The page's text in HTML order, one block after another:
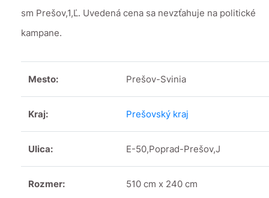
sm Prešov,1,Ľ. Uvedená cena sa nevzťahuje na politické
kampane.
Mesto: Prešov-Svinia
Kraj: Prešovský kraj
Ulica: E-50,Poprad-Prešov,J
Rozmer: 510 cm x 240 cm